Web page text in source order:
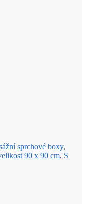
sprchové boxy,
90 x 90 cm, S